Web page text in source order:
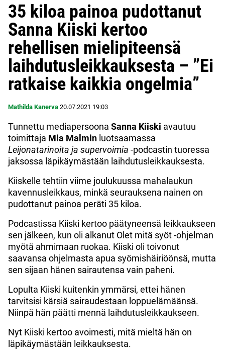
35 kiloa painoa pudottanut
Sanna Kiiski kertoo
rehellisen mielipiteensä
laihdutusleikkauksesta – ”Ei
ratkaise kaikkia ongelmia”
Mathilda Kanerva 20.07.2021 19:03
Tunnettu mediapersoona Sanna Kiiski avautuu
toimittaja Mia Malmin luotsaamassa
Leijonatarinoita ja supervoimia -podcastin tuoressa
jaksossa läpikäymästään laihdutusleikkauksesta.
Kiiskelle tehtiin viime joulukuussa mahalaukun
kavennusleikkaus, minkä seurauksena nainen on
pudottanut painoa peräti 35 kiloa.
Podcastissa Kiiski kertoo päätyneensä leikkaukseen
sen jälkeen, kun oli alkanut Olet mitä syöt -ohjelman
myötä ahmimaan ruokaa. Kiiski oli toivonut
saavansa ohjelmasta apua syömishäiriöönsä, mutta
sen sijaan hänen sairautensa vain paheni.
Lopulta Kiiski kuitenkin ymmärsi, ettei hänen
tarvitsisi kärsiä sairaudestaan loppuelämäänsä.
Niinpä hän päätti mennä laihdutusleikkaukseen.
Nyt Kiiski kertoo avoimesti, mitä mieltä hän on
läpikäymästään leikkauksesta.